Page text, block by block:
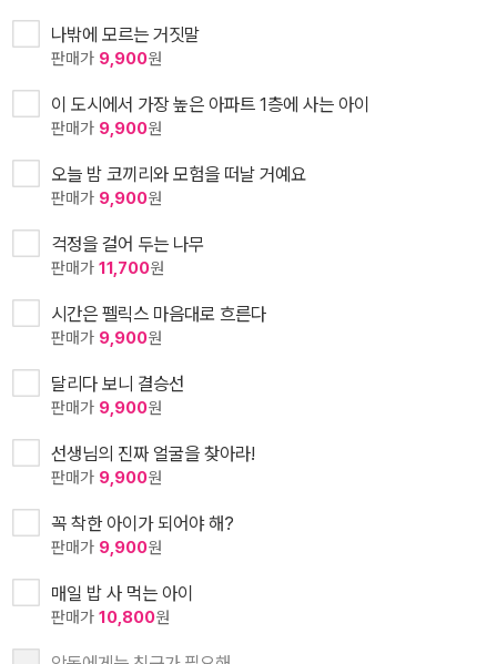
나밖에 모르는 거짓말
판매가 9,900원
이 도시에서 가장 높은 아파트 1층에 사는 아이
판매가 9,900원
오늘 밤 코끼리와 모험을 떠날 거예요
판매가 9,900원
걱정을 걸어 두는 나무
판매가 11,700원
시간은 펠릭스 마음대로 흐른다
판매가 9,900원
달리다 보니 결승선
판매가 9,900원
선생님의 진짜 얼굴을 찾아라!
판매가 9,900원
꼭 착한 아이가 되어야 해?
판매가 9,900원
매일 밥 사 먹는 아이
판매가 10,800원